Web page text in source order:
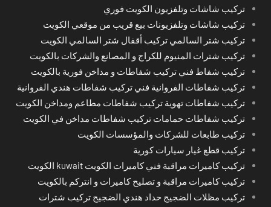
تركيب شاشات وتلفزيون الكويت فوري
تركيب شاشات وتلفزيونات بيع قريب من موقعي الكويت
تركيب شتر السالمي تركيب أقفال شتر السالمي الكويت
تركيب شترات المنيوم للكراج و المصانع والشركات بالكويت
تركيب شفاط فني تركيب شفاطات و مداخن فورية بالكويت
تركيب شفاطات الفروانية فني تركيب شفاطات هندي الفروانية
تركيب شفاطات تهوية تركيب شفاطات مطاعم ومداخن الكويت
تركيب شفاطات حمامات تركيب شفاطات مداخن في الكويت
تركيب طابعات للشركات والمؤسسات الكويت
تركيب قطع غيار سيارات كورية
تركيب كاميرات مراقبة فني كاميرات الكويت kuwait الكويت
تركيب كاميرات مراقبة و تصليح كاميرات و انتركم بالكويت
تركيب مظلات الضجيج حداد هندي الضجيج تركيب شترات